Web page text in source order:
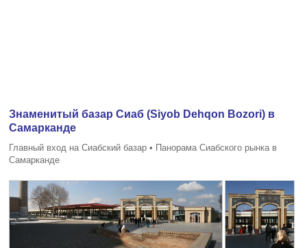
Знаменитый базар Сиаб (Siyob Dehqon Bozori) в
Самарканде
Главный вход на Сиабский базар • Панорама Сиабского рынка в
Самарканде